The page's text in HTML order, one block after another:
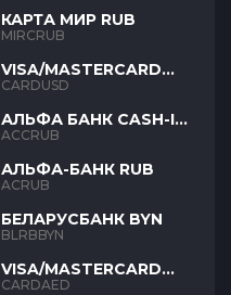
КАРТА МИР RUB
MIRCRUB
VISA/MASTERCARD
USD
CARDUSD
АЛЬФА БАНК CASH-IN
RUB
ACCRUB
АЛЬФА-БАНК RUB
ACRUB
БЕЛАРУСБАНК BYN
BLRBBYN
VISA/MASTERCARD
AED
CARDAED